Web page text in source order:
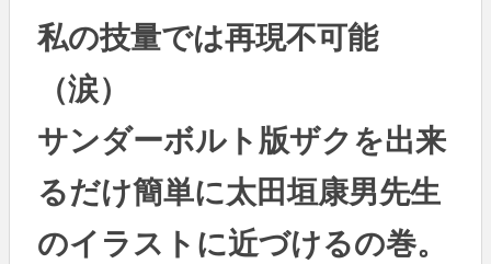
私の技量では再現不可能
（涙）
サンダーボルト版ザクを出来
るだけ簡単に太田垣康男先生
のイラストに近づけるの巻。